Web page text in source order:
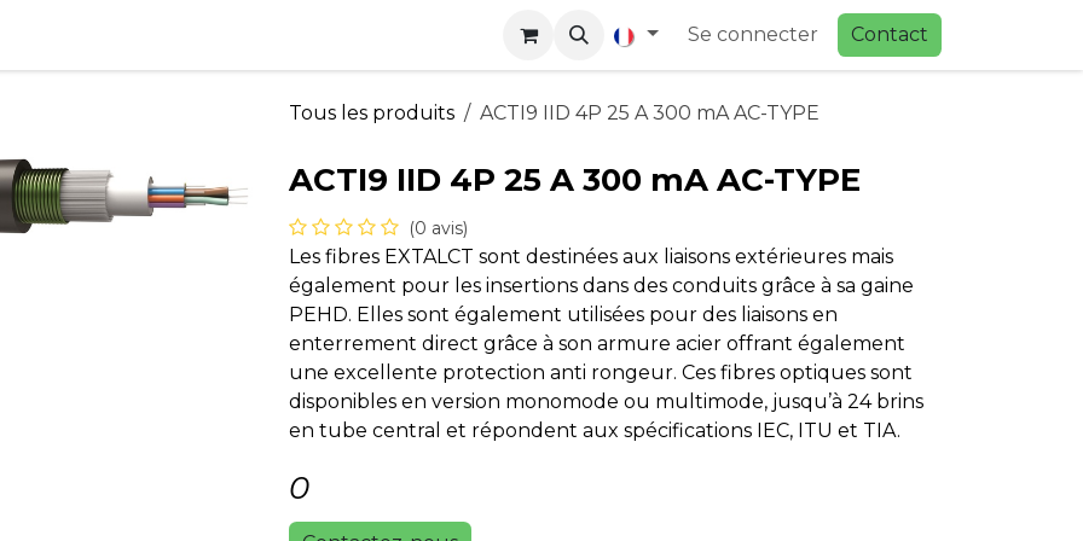
Carrières Se connecter Contact
Tous les produits ACTI9 IID 4P 25 A 300 mA AC-TYPE
ACTI9 IID 4P 25 A 300 mA AC-TYPE
(0 avis)
Les fibres EXTALCT sont destinées aux liaisons extérieures mais
également pour les insertions dans des conduits grâce à sa gaine
PEHD. Elles sont également utilisées pour des liaisons en
enterrement direct grâce à son armure acier offrant également
une excellente protection anti rongeur. Ces fibres optiques sont
disponibles en version monomode ou multimode, jusqu’à 24 brins
en tube central et répondent aux spécifications IEC, ITU et TIA.
0